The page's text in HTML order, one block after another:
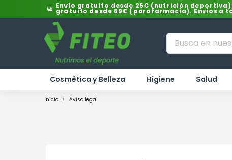
Envío gratuito desde 25€ (nutrición deportiva).
gratuito desde 69€ (parafarmacia). Envíos a
Cosmética y Belleza Higiene Salud
Inicio Aviso legal